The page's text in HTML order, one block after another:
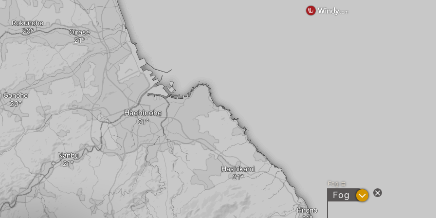
Hirono
Hashikami
Hachinohe
Nanbu
Oirase
Gonohe
Rokunohe
Fog
Fog ?